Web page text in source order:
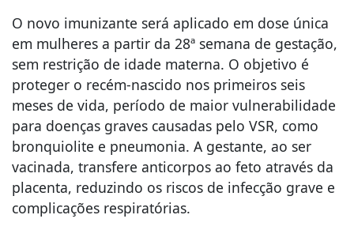
O novo imunizante será aplicado em dose única
em mulheres a partir da 28ª semana de gestação,
sem restrição de idade materna. O objetivo é
proteger o recém-nascido nos primeiros seis
meses de vida, período de maior vulnerabilidade
para doenças graves causadas pelo VSR, como
bronquiolite e pneumonia. A gestante, ao ser
vacinada, transfere anticorpos ao feto através da
placenta, reduzindo os riscos de infecção grave e
complicações respiratórias.